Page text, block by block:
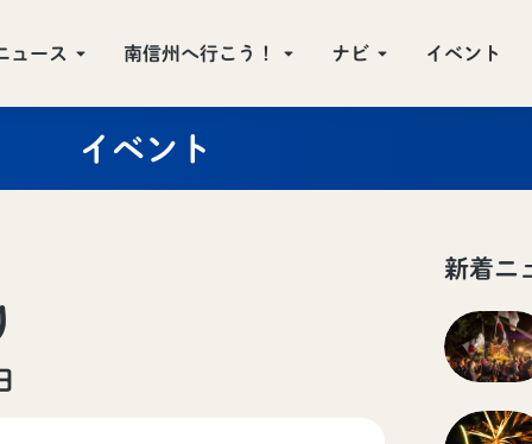
ュース 南信州へ行こう！ ナビ イベント
イベント
新着ニ